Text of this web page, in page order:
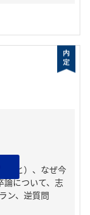
こと）、なぜ今
論について、志
ン、逆質問